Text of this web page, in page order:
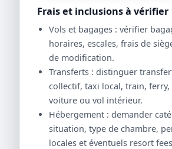
Frais et inclusions à vérifier
Vols et bagages : vérifier
horaires, escales, frais de
de modification.
Transferts : distinguer
collectif, taxi local, train,
voiture ou vol intérieur.
Hébergement : demander
situation, type de chambre,
locales et éventuels resort